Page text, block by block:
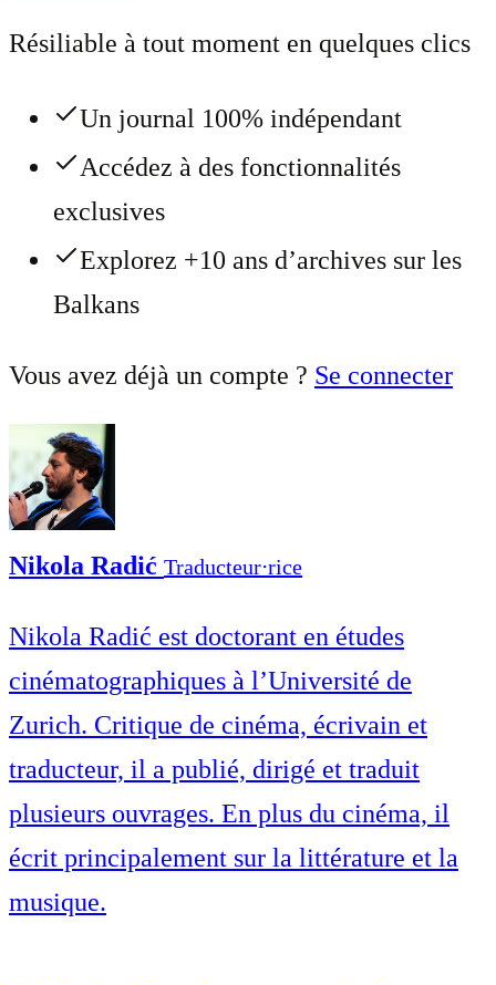
Résiliable à tout moment en quelques clics
Un journal 100% indépendant
Accédez à des fonctionnalités
exclusives
Explorez +10 ans d’archives sur les
Balkans
Vous avez déjà un compte ? Se connecter
Nikola Radić Traducteur⋅rice
Nikola Radić est doctorant en études
cinématographiques à l’Université de
Zurich. Critique de cinéma, écrivain et
traducteur, il a publié, dirigé et traduit
plusieurs ouvrages. En plus du cinéma, il
écrit principalement sur la littérature et la
musique.